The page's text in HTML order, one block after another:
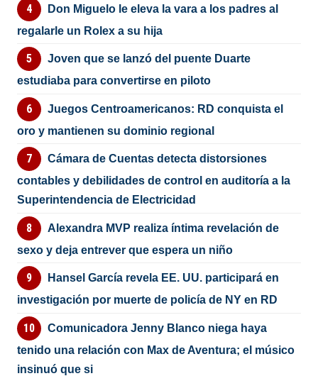
Don Miguelo le eleva la vara a los padres al
regalarle un Rolex a su hija
Joven que se lanzó del puente Duarte
estudiaba para convertirse en piloto
Juegos Centroamericanos: RD conquista el
oro y mantienen su dominio regional
Cámara de Cuentas detecta distorsiones
contables y debilidades de control en auditoría a la
Superintendencia de Electricidad
Alexandra MVP realiza íntima revelación de
sexo y deja entrever que espera un niño
Hansel García revela EE. UU. participará en
investigación por muerte de policía de NY en RD
Comunicadora Jenny Blanco niega haya
tenido una relación con Max de Aventura; el músico
insinuó que si